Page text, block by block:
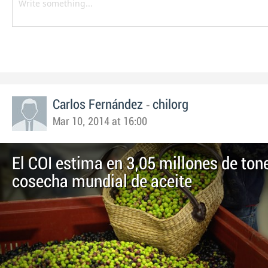
Carlos Fernández - chilorg
Mar 10, 2014 at 16:00
El COI estima en 3,05 millones de
cosecha mundial de aceite